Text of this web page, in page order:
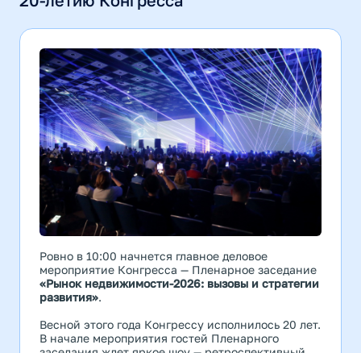
Ровно в 10:00 начнется главное деловое
мероприятие Конгресса — Пленарное заседание
«Рынок недвижимости-2026: вызовы и стратегии
развития».
Весной этого года Конгрессу исполнилось 20 лет.
В начале мероприятия гостей Пленарного